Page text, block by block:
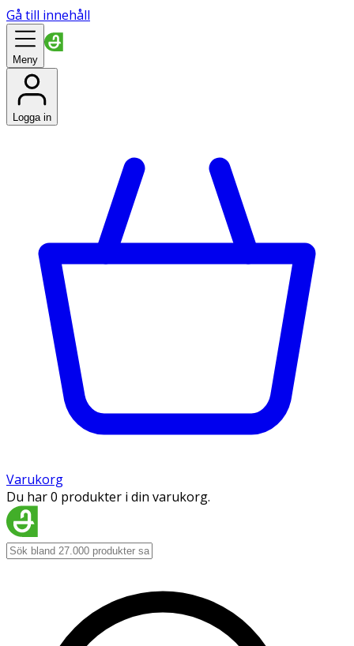
Gå till innehåll
Meny
Logga in
Varukorg
Du har 0 produkter i din varukorg.